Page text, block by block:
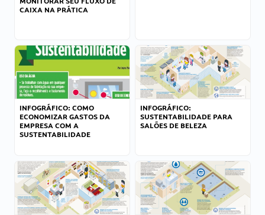
CAIXA NA PRÁTICA
INFOGRÁFICO: COMO
ECONOMIZAR GASTOS DA
EMPRESA COM A
SUSTENTABILIDADE
INFOGRÁFICO:
SUSTENTABILIDADE PARA
SALÕES DE BELEZA